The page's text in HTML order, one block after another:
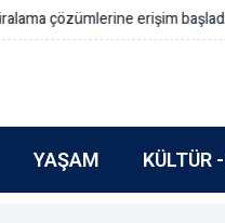
gerçek reformlar içermeli
YAŞAM KÜLTÜR